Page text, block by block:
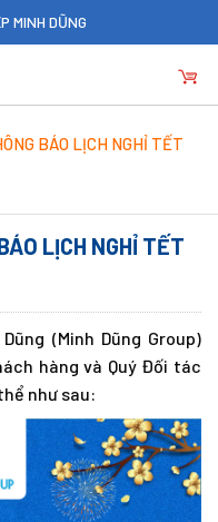
MINH DŨNG
BÁO LỊCH NGHỈ TẾT
LỊCH NGHỈ TẾT
(Minh Dũng Group)
hàng và Quý Đối tác
như sau: